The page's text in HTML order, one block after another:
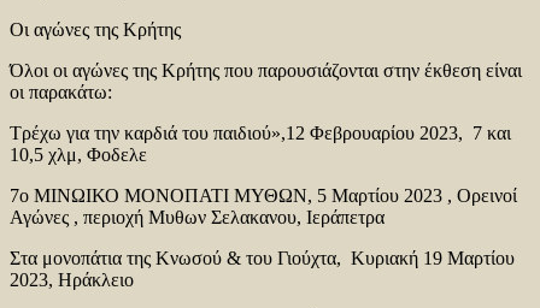
Οι αγώνες της Κρήτης
Όλοι οι αγώνες της Κρήτης που παρουσιάζονται στην έκθεση είναι
οι παρακάτω:
Τρέχω για την καρδιά του παιδιού»,12 Φεβρουαρίου 2023, 7 και
10,5 χλμ, Φοδελε
7ο ΜΙΝΩΙΚΟ ΜΟΝΟΠΑΤΙ ΜΥΘΩΝ, 5 Μαρτίου 2023 , Ορεινοί
Αγώνες , περιοχή Μυθων Σελακανου, Ιεράπετρα
Στα μονοπάτια της Κνωσού & του Γιούχτα, Κυριακή 19 Μαρτίου
2023, Ηράκλειο